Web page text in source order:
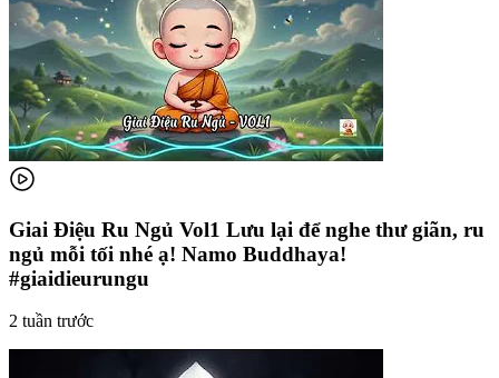
Giai Điệu Ru Ngủ Vol1 Lưu lại để nghe thư giãn, ru
ngủ mỗi tối nhé ạ! Namo Buddhaya!
#giaidieurungu
2 tuần trước